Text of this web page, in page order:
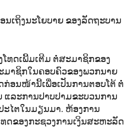
ເຖິງນະໂຍບາຍ ຂອງລັດຖະບານ
ທດເພີ້ມເຕີມ ຕໍ່ສະມາຊິກຂອງ
າຊິກໃນຄອບຄົວຂອງພວກນາຍ
ອນໜ້ານີ້ເພື່ອເປັນການຕອບໂຕ້ ຕໍ່
ແລະການປາບປາມຂະບວນການ
ະໄຕໃນມຽນມາ. ຫ້ອງການ
ດຂອງກະຊວງການເງິນສະຫະລັດ